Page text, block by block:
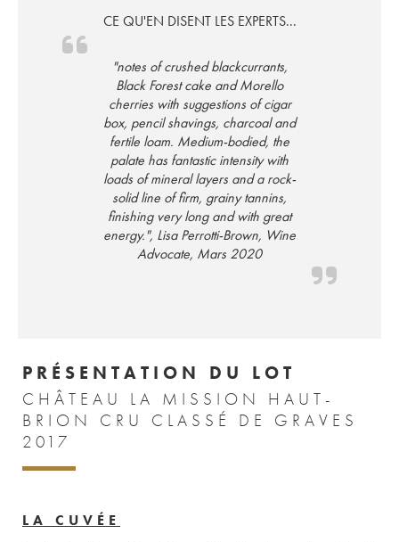
CE QU'EN DISENT LES EXPERTS...
"notes of crushed blackcurrants,
Black Forest cake and Morello
cherries with suggestions of cigar
box, pencil shavings, charcoal and
fertile loam. Medium-bodied, the
palate has fantastic intensity with
loads of mineral layers and a rock-
solid line of firm, grainy tannins,
finishing very long and with great
energy.", Lisa Perrotti-Brown, Wine
Advocate, Mars 2020
PRÉSENTATION DU LOT
CHÂTEAU LA MISSION HAUT-
BRION CRU CLASSÉ DE GRAVES
2017
LA CUVÉE